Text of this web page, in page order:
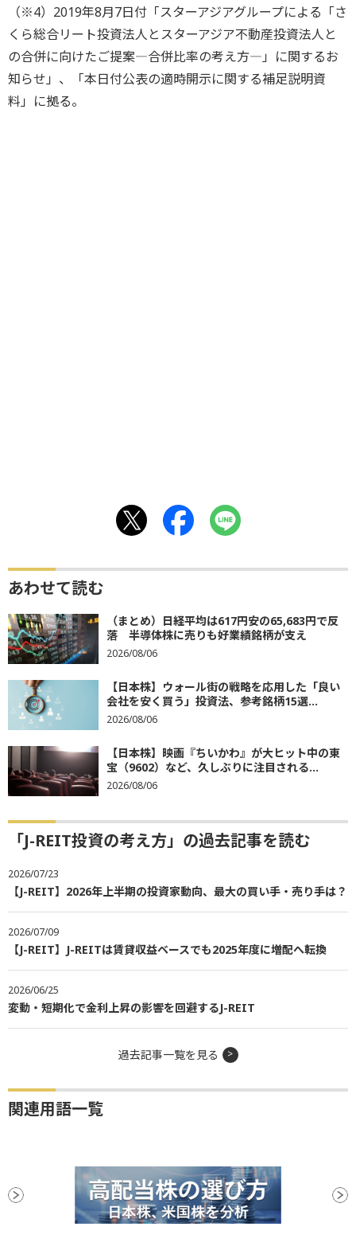
（※4）2019年8月7日付「スターアジアグループによる「さ
くら総合リート投資法人とスターアジア不動産投資法人と
の合併に向けたご提案―合併比率の考え方―」に関するお
知らせ」、「本日付公表の適時開示に関する補足説明資
料」に拠る。
あわせて読む
（まとめ）日経平均は617円安の65,683円で反
落 半導体株に売りも好業績銘柄が支え
2026/08/06
【日本株】ウォール街の戦略を応用した「良い
会社を安く買う」投資法、参考銘柄15選...
2026/08/06
【日本株】映画『ちいかわ』が大ヒット中の東
宝（9602）など、久しぶりに注目される...
2026/08/06
「J-REIT投資の考え方」の過去記事を読む
2026/07/23
【J-REIT】2026年上半期の投資家動向、最大の買い手・売り手は？
2026/07/09
【J-REIT】J-REITは賃貸収益ベースでも2025年度に増配へ転換
2026/06/25
変動・短期化で金利上昇の影響を回避するJ-REIT
過去記事一覧を見る
関連用語一覧